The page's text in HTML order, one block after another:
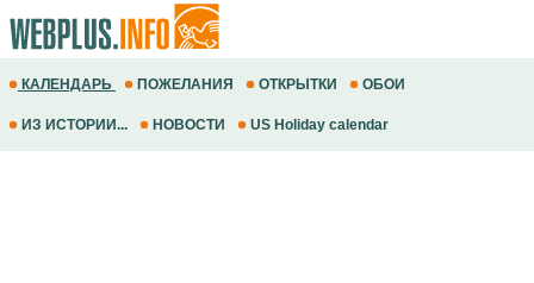
КАЛЕНДАРЬ ПОЖЕЛАНИЯ ОТКРЫТКИ ОБОИ
ИЗ ИСТОРИИ... НОВОСТИ US Holiday calendar